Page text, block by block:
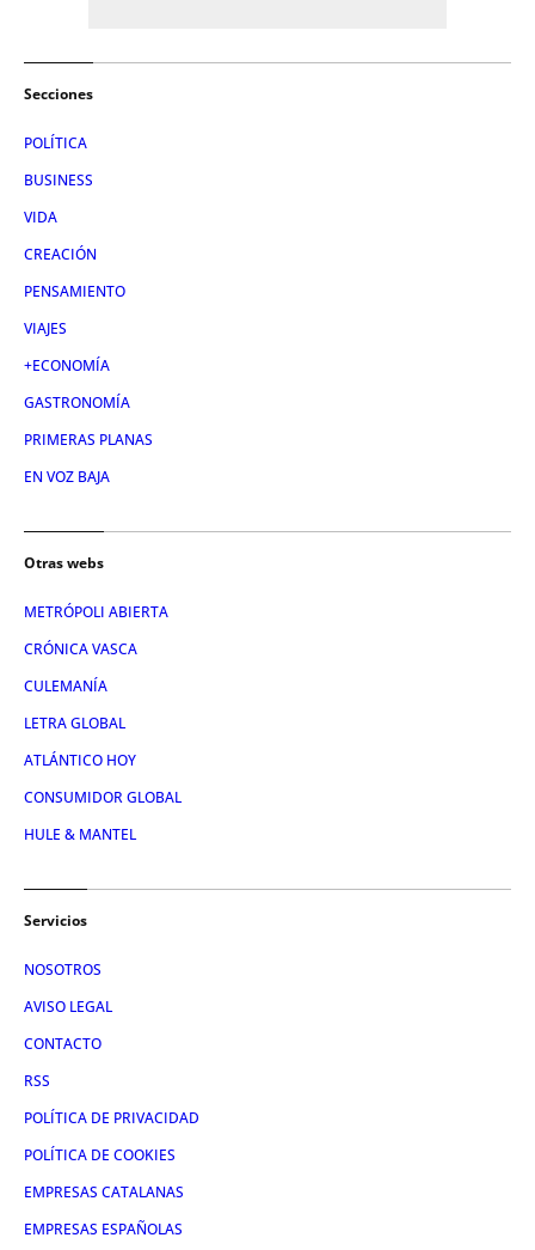
Secciones
POLÍTICA
BUSINESS
VIDA
CREACIÓN
PENSAMIENTO
VIAJES
+ECONOMÍA
GASTRONOMÍA
PRIMERAS PLANAS
EN VOZ BAJA
Otras webs
METRÓPOLI ABIERTA
CRÓNICA VASCA
CULEMANÍA
LETRA GLOBAL
ATLÁNTICO HOY
CONSUMIDOR GLOBAL
HULE & MANTEL
Servicios
NOSOTROS
AVISO LEGAL
CONTACTO
RSS
POLÍTICA DE PRIVACIDAD
POLÍTICA DE COOKIES
EMPRESAS CATALANAS
EMPRESAS ESPAÑOLAS